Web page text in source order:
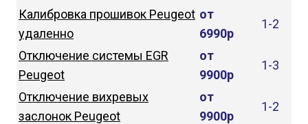
Калибровка прошивок Peugeot
удаленно
от
6990р
1-2
Отключение системы EGR
Peugeot
от
9900р
1-3
Отключение вихревых
заслонок Peugeot
от
9900р
1-2